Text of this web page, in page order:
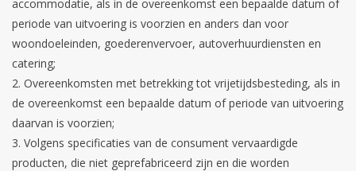
accommodatie, als in de overeenkomst een bepaalde datum of
periode van uitvoering is voorzien en anders dan voor
woondoeleinden, goederenvervoer, autoverhuurdiensten en
catering;
Overeenkomsten met betrekking tot vrijetijdsbesteding, als in
de overeenkomst een bepaalde datum of periode van uitvoering
daarvan is voorzien;
Volgens specificaties van de consument vervaardigde
producten, die niet geprefabriceerd zijn en die worden